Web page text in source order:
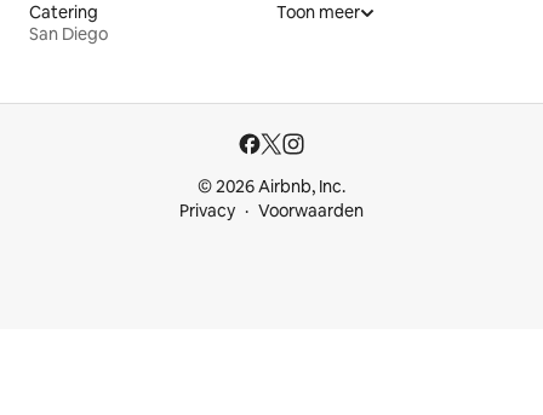
Catering
San Diego
Toon meer
© 2026 Airbnb, Inc.
Privacy
Voorwaarden